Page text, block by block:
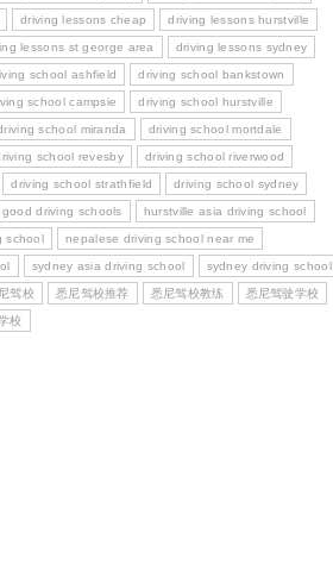
driving lessons cheap driving lessons hurstville
lessons st george area driving lessons sydney
school ashfield driving school bankstown
school campsie driving school hurstville
school miranda driving school mortdale
school revesby driving school riverwood
driving school strathfield driving school sydney
good driving schools hurstville asia driving school
school nepalese driving school near me
sydney asia driving school sydney driving school
驾校 悉尼驾校推荐 悉尼驾校教练 悉尼驾驶学校
校